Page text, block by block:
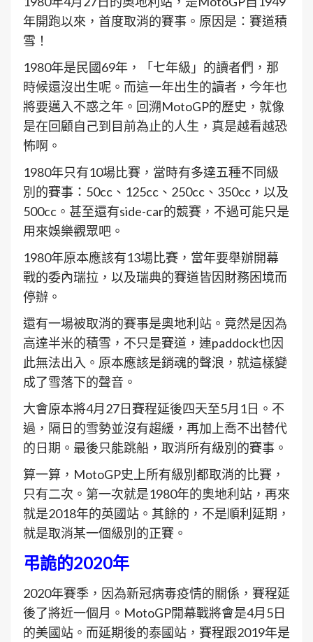
年開跑以來，首度取消的賽事。原因是：賽道積
雪！
1980年是民國69年，「七年級」的讀者們，那
時候還沒出生呢。而這一年出生的讀者，今年也
將要邁入不惑之年。回溯MotoGP的歷史，就像
是在回顧自己到目前為止的人生，真是越看越恐
怖啊。
1980年只有10場比賽，當時有多達五種不同級
別的賽事：50cc、125cc、250cc、350cc，以及
500cc。甚至還有side-car的競賽，不過可能只是
用來娛樂觀眾吧。
1980年原本應該有13場比賽，當年要舉辦開幕
戰的委內瑞拉，以及瑞典的賽道皆因財務困境而
停辦。
還有一場被取消的賽事是奧地利站。竟然是因為
高達半米的積雪，不只是賽道，連paddock也因
此無法出入。原本應該是銷魂的聲浪，就這樣變
成了雪落下的聲音。
大會原本將4月27日賽程延後四天至5月1日。不
過，隔日的雪勢並沒有趨緩，再加上喬不出替代
的日期。最後只能跳船，取消所有級別的賽事。
算一算，MotoGP史上所有級別都取消的比賽，
只有二次。第一次就是1980年的奧地利站，再來
就是2018年的英國站。其餘的，不是順利延期，
就是取消某一個級別的正賽。
弔詭的2020年
2020年賽季，因為新冠病毒疫情的關係，賽程延
後了將近一個月。MotoGP開幕戰將會是4月5日
的美國站。而延期後的泰國站，賽程跟2019年是